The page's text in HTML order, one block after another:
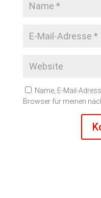
Name, E-Mail-
Browser für meinen